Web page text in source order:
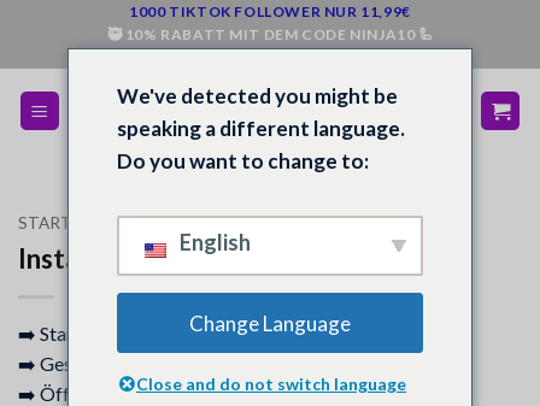
springen
1000 TIKTOK FOLLOWER NUR 11,99€
🥷 10% RABATT MIT DEM CODE NINJA10 🦾
STARTSEITE / SHOP / INSTAGRAM
Instagram Likes (Japanisch)
➡️ Start: Sofort – 12 Stunden
➡️ Geschwindigkeit: 300/Tag
➡️ Öffentliches Profil erforderlich
We've detected you might be
speaking a different language.
Do you want to change to:
English
Change Language
Close and do not switch language